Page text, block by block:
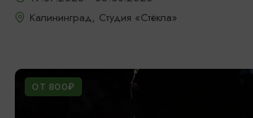
Калининград, Студия «Стёкла»
ОТ 800₽